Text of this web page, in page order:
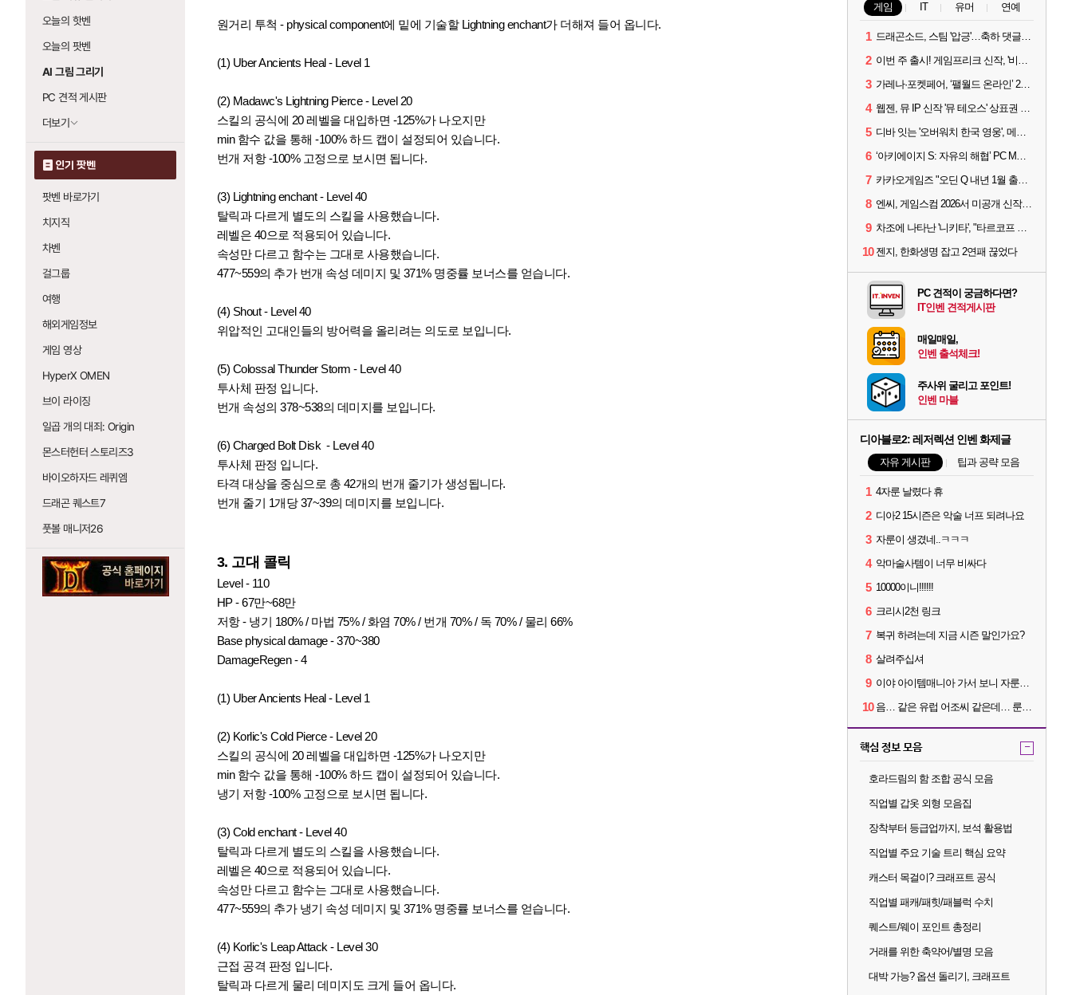
오늘의 핫벤
오늘의 팟벤
AI 그림 그리기
PC 견적 게시판
더보기
인기 팟벤
팟벤 바로가기
치지직
차벤
걸그룹
여행
해외게임정보
게임 영상
HyperX OMEN
브이 라이징
일곱 개의 대죄: Origin
몬스터헌터 스토리즈3
바이오하자드 레퀴엠
드래곤 퀘스트7
풋볼 매니저26
원거리 투척 - physical component에 밑에 기술할 Lightning enchant가 더해져 들어 옵니다.
(1) Uber Ancients Heal - Level 1
(2) Madawc's Lightning Pierce - Level 20
스킬의 공식에 20 레벨을 대입하면 -125%가 나오지만
min 함수 값을 통해 -100% 하드 캡이 설정되어 있습니다.
번개 저항 -100% 고정으로 보시면 됩니다.
(3) Lightning enchant - Level 40
탈릭과 다르게 별도의 스킬을 사용했습니다.
레벨은 40으로 적용되어 있습니다.
속성만 다르고 함수는 그대로 사용했습니다.
477~559의 추가 번개 속성 데미지 및 371% 명중률 보너스를 얻습니다.
(4) Shout - Level 40
위압적인 고대인들의 방어력을 올리려는 의도로 보입니다.
(5) Colossal Thunder Storm - Level 40
투사체 판정 입니다.
번개 속성의 378~538의 데미지를 보입니다.
(6) Charged Bolt Disk - Level 40
투사체 판정 입니다.
타격 대상을 중심으로 총 42개의 번개 줄기가 생성됩니다.
번개 줄기 1개당 37~39의 데미지를 보입니다.
3. 고대 콜릭
Level - 110
HP - 67만~68만
저항 - 냉기 180% / 마법 75% / 화염 70% / 번개 70% / 독 70% / 물리 66%
Base physical damage - 370~380
DamageRegen - 4
(1) Uber Ancients Heal - Level 1
(2) Korlic's Cold Pierce - Level 20
스킬의 공식에 20 레벨을 대입하면 -125%가 나오지만
min 함수 값을 통해 -100% 하드 캡이 설정되어 있습니다.
냉기 저항 -100% 고정으로 보시면 됩니다.
(3) Coldenchant - Level 40
탈릭과 다르게 별도의 스킬을 사용했습니다.
레벨은 40으로 적용되어 있습니다.
속성만 다르고 함수는 그대로 사용했습니다.
477~559의 추가 냉기 속성 데미지 및 371% 명중률 보너스를 얻습니다.
(4) Korlic's Leap Attack - Level 30
근접 공격 판정 입니다.
탈릭과 다르게 물리 데미지도 크게 들어 옵니다.
게임 IT 유머 연예
1 드래곤소드, 스팀 '압긍'…축하 댓글 달고 게임 코드 받자!
2 이번 주 출시! 게임프리크 신작, '비스트 오브 리인카네이션'
3 가레나·포켓페어, ‘팰월드 온라인’ 2026년 출시 예고
4 웹젠, 뮤 IP 신작 '뮤 테오스' 상표권 출원
5 디바 잇는 '오버워치 한국 영웅', 메카 파일럿 디몬 나온다
6 ‘아키에이지 S: 자유의 해협’ PC MMORPG로 개발한다
7 카카오게임즈 "오딘 Q 내년 1월 출시, 연기는 없다"
8 엔씨, 게임스컴 2026서 미공개 신작 최초 공개
9 차조에 나타난 '니키타', "타르코프 PvE 프레스티지 연내 출시 목표"
10 젠지, 한화생명 잡고 2연패 끊었다
PC 견적이 궁금하다면?
IT인벤 견적게시판
매일매일,
인벤 출석체크!
주사위 굴리고 포인트!
인벤 마블
디아블로2: 레저렉션 인벤 화제글
자유 게시판 팁과 공략 모음
1 4자룬 날렸다 휴
2 디아2 15시즌은 악술 너프 되려나요
3 자룬이 생겼네..ㅋㅋㅋ
4 악마술사템이 너무 비싸다
5 10000이니!!!!!!
6 크리시2천 링크
7 복귀 하려는데 지금 시즌 말인가요?
8 살려주십셔
9 이야 아이템매니아 가서 보니 자룬이 뭐 3~4000원 하네요?
10 음… 같은 유럽 어조씨 같은데… 룬을 이상하게 파는데 리뷰가 다 5별이네요?
핵심 정보 모음 -
호라드림의 함 조합 공식 모음
직업별 갑옷 외형 모음집
장착부터 등급업까지, 보석 활용법
직업별 주요 기술 트리 핵심 요약
캐스터 목걸이? 크래프트 공식
직업별 패캐/패힛/패블럭 수치
퀘스트/웨이 포인트 총정리
거래를 위한 축약어/별명 모음
대박 가능? 옵션 돌리기, 크래프트